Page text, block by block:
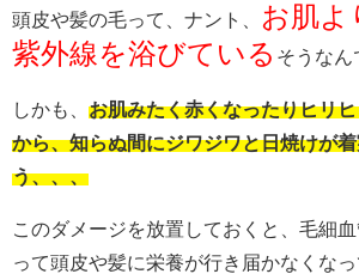
頭皮や髪の毛って、ナント、
お肌よ
紫外線を浴びている そうなん
しかも、 お肌みたく赤くなったりヒリ
から、知らぬ間にジワジワと日焼けが
う、、、
このダメージを放置しておくと、毛細
って頭皮や髪に栄養が行き届かなくなっ